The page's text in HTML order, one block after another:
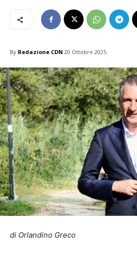
By Redazione CDN 20 Ottobre 2025
di Orlandino Greco